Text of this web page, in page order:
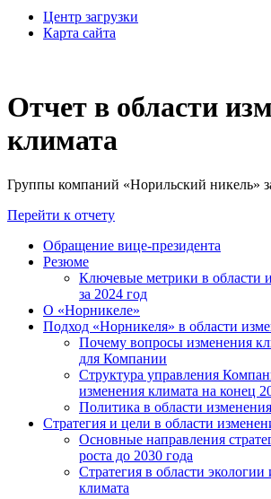
Центр загрузки
Карта сайта
Отчет в области
климата
Группы компаний «Норильский никель»
Перейти к отчету
Обращение вице-президента
Резюме
Ключевые метрики в области
за 2024 год
О «Норникеле»
Подход «Норникеля» в области
Почему вопросы изменения
для Компании
Структура управления
изменения климата на конец
Политика в области
Стратегия и цели в области
Основные направления
роста до 2030 года
Стратегия в области
климата